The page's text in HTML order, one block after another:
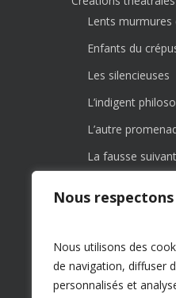
Nous
Nous utilisons des
de navigation, diffuser
personnalisés et
Lents murmures
Enfants du
Les silencieuses
L’indigent
L’autre
La fausse
Il faut qu’une